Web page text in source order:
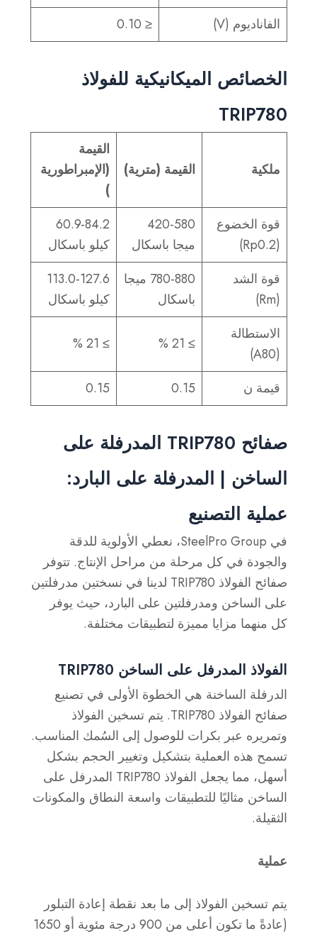
الفاناديوم (V)
≤ 0.10
الخصائص الميكانيكية للفولاذ
TRIP780
ملكية القيمة (مترية)
القيمة
(الإمبراطورية
)
قوة الخضوع
(Rp0.2)
420-580
ميجا باسكال
60.9-84.2
كيلو باسكال
قوة الشد
(Rm)
780-880 ميجا
باسكال
113.0-127.6
كيلو باسكال
الاستطالة
(A80)
≥ 21 %
≥ 21 %
قيمة ن 0.15
0.15
صفائح TRIP780 المدرفلة على
الساخن | المدرفلة على البارد:
عملية التصنيع
في SteelPro Group، نعطي الأولوية للدقة
والجودة في كل مرحلة من مراحل الإنتاج. تتوفر
صفائح الفولاذ TRIP780 لدينا في نسختين مدرفلتين
على الساخن ومدرفلتين على البارد، حيث يوفر
كل منهما مزايا مميزة لتطبيقات مختلفة.
الفولاذ المدرفل على الساخن TRIP780
الدرفلة الساخنة هي الخطوة الأولى في تصنيع
صفائح الفولاذ TRIP780. يتم تسخين الفولاذ
وتمريره عبر بكرات للوصول إلى السُمك المناسب.
تسمح هذه العملية بتشكيل وتغيير الحجم بشكل
أسهل، مما يجعل الفولاذ TRIP780 المدرفل على
الساخن مثاليًا للتطبيقات واسعة النطاق والمكونات
الثقيلة.
عملية
يتم تسخين الفولاذ إلى ما بعد نقطة إعادة التبلور
(عادةً ما تكون أعلى من 900 درجة مئوية أو 1650